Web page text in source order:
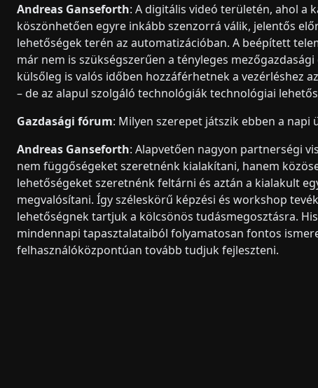
Andreas Ganseforth: A digitális videó területén, ahol a
köszönhetően egyre inkább szenzorrá válik, jelentős
lehetőségek terén az automatizációban. A beépített
már nem is szükségszerűen a tényleges
külsőleg is valós időben hozzáférhetnek a vezérléshez
– de az alapul szolgáló technológiák technológiai
Gazdasági fórum: Milyen szerepet játszik ebben a napi
Andreas Ganseforth: Alapvetően nagyon partnerségi
nem függőségeket szeretnénk kialakítani, hanem
lehetőségeket szeretnénk feltárni és aztán a kialakult
megvalósítani. Így széleskörű képzési és workshop
lehetőségnek tartjuk a kölcsönös tudásmegosztásra.
mindennapi tapasztalataiból folyamatosan fontos
felhasználóközpontúan tovább tudjuk fejleszteni.